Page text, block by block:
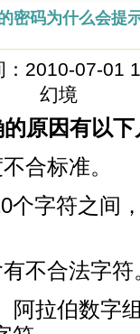
密码为什么会提
2010-07-
幻境
原因有以下
合标准。
字符之间
不合法字符
拉伯数字